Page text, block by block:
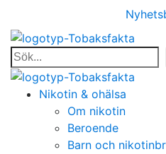
Nikotin & ohälsa
Om nikotin
Beroende
Barn och